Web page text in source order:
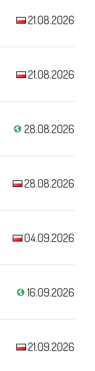
21.08.2026
21.08.2026
28.08.2026
28.08.2026
04.09.2026
16.09.2026
21.09.2026